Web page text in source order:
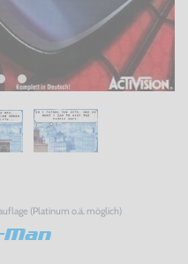
(Platinum o.ä. möglich)
Man